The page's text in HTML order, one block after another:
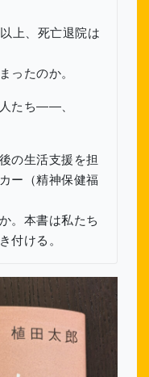
上、死亡退院は
ったのか。
人たち――、
の生活支援を担
ー（精神保健福
。本書は私たち
付ける。